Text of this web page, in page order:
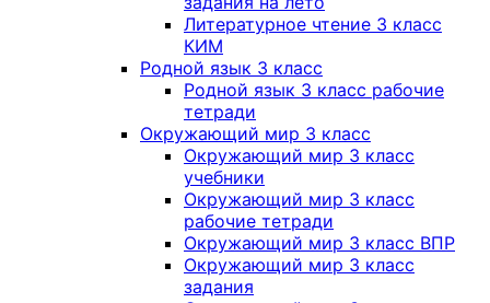
Литературное чтение 3 класс
КИМ
Родной язык 3 класс
Родной язык 3 класс рабочие
тетради
Окружающий мир 3 класс
Окружающий мир 3 класс
учебники
Окружающий мир 3 класс
рабочие тетради
Окружающий мир 3 класс ВПР
Окружающий мир 3 класс
задания